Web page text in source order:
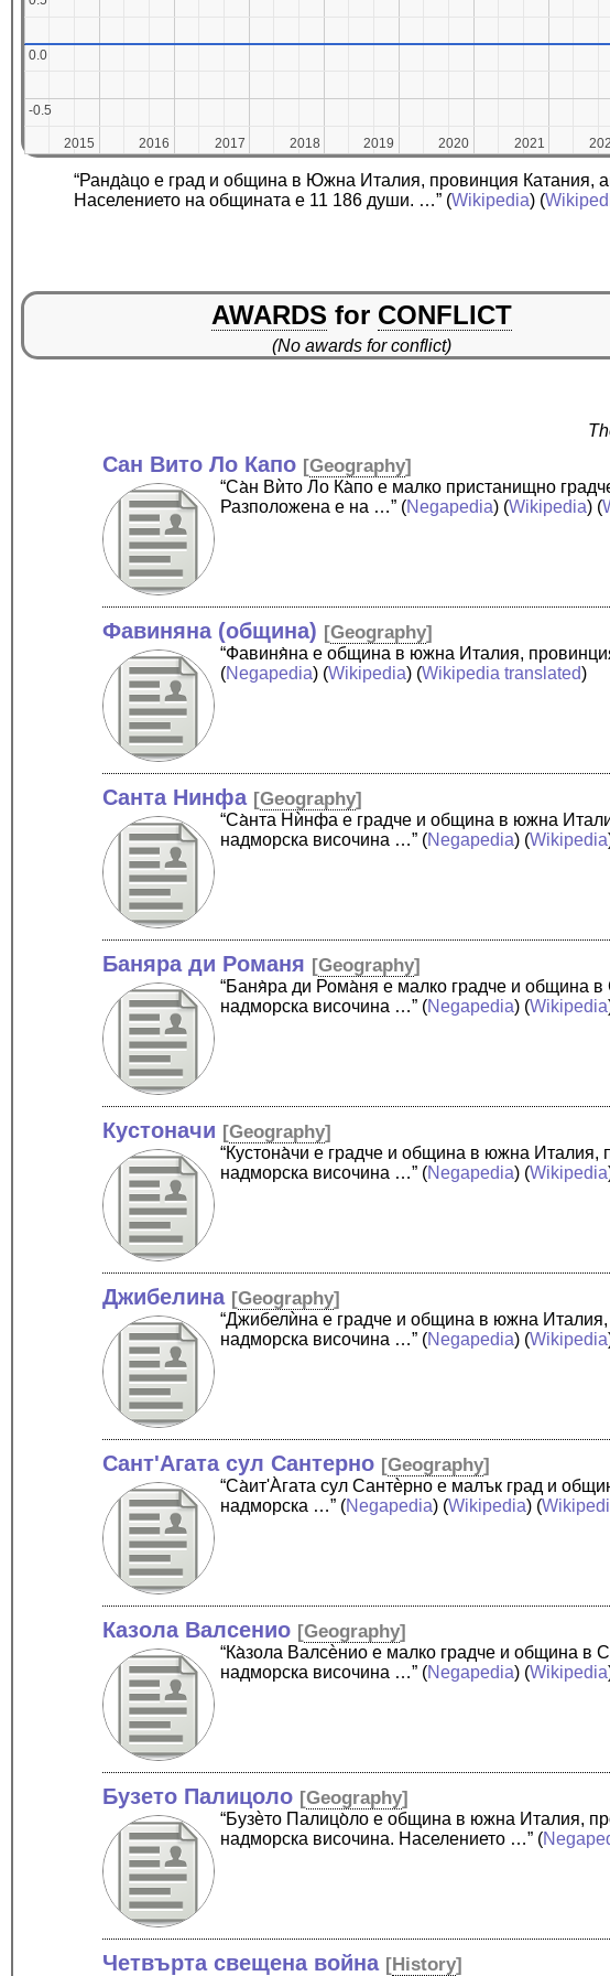
2015
2015 2016
2016 2017
2017 2018
2018 2019
2019 2020
2020 2021
2021
-0.5
-0.5
0.0
0.0
“Ранда̀цо е град и община в Южна Италия, провинция Катания,
Населението на общината е 11 186 души. …” (Wikipedia) (
AWARDS for CONFLICT
(No awards for conflict)
Сан Вито Ло Капо [Geography]
“Са̀н Вѝто Ло Ка̀по е малко пристанищно
Разположена е на …” (Negapedia) (Wikipedia) (
Фавиняна (община) [Geography]
“Фавиня̀на е община в южна Италия,
(Negapedia) (Wikipedia) (Wikipedia translated)
Санта Нинфа [Geography]
“Са̀нта Нѝнфа е градче и община в южна
надморска височина …” (Negapedia) (Wikipedia
Баняра ди Романя [Geography]
“Баня̀ра ди Рома̀ня е малко градче и община
надморска височина …” (Negapedia) (Wikipedia
Кустоначи [Geography]
“Кустона̀чи е градче и община в южна
надморска височина …” (Negapedia) (Wikipedia
Джибелина [Geography]
“Джибелѝна е градче и община в южна
надморска височина …” (Negapedia) (Wikipedia
Сант'Агата сул Сантерно [Geography]
“Cа̀ит'А̀гата сул Сантѐрно е малък град и
надморска …” (Negapedia) (Wikipedia) (
Казола Валсенио [Geography]
“Ка̀зола Валсѐнио е малко градче и община
надморска височина …” (Negapedia) (Wikipedia
Бузето Палицоло [Geography]
“Бузѐто Палицо̀ло е община в южна Италия,
надморска височина. Населението …” (
Четвърта свещена война [History]